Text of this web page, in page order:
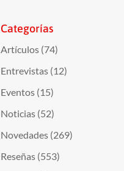
Categorías
Artículos(74)
Entrevistas(12)
Eventos(15)
Noticias(52)
Novedades(269)
Reseñas(553)